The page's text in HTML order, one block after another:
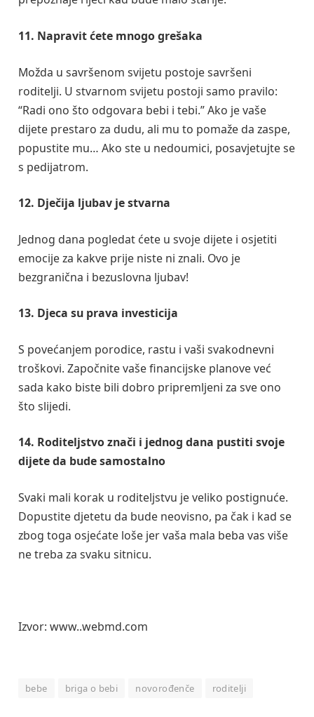
11. Napravit ćete mnogo grešaka
Možda u savršenom svijetu postoje savršeni
roditelji. U stvarnom svijetu postoji samo pravilo:
“Radi ono što odgovara bebi i tebi.” Ako je vaše
dijete prestaro za dudu, ali mu to pomaže da zaspe,
popustite mu… Ako ste u nedoumici, posavjetujte se
s pedijatrom.
12. Dječija ljubav je stvarna
Jednog dana pogledat ćete u svoje dijete i osjetiti
emocije za kakve prije niste ni znali. Ovo je
bezgranična i bezuslovna ljubav!
13. Djeca su prava investicija
S povećanjem porodice, rastu i vaši svakodnevni
troškovi. Započnite vaše financijske planove već
sada kako biste bili dobro pripremljeni za sve ono
što slijedi.
14. Roditeljstvo znači i jednog dana pustiti svoje
dijete da bude samostalno
Svaki mali korak u roditeljstvu je veliko postignuće.
Dopustite djetetu da bude neovisno, pa čak i kad se
zbog toga osjećate loše jer vaša mala beba vas više
ne treba za svaku sitnicu.
Izvor: www..webmd.com
bebe briga o bebi novorođenče roditelji